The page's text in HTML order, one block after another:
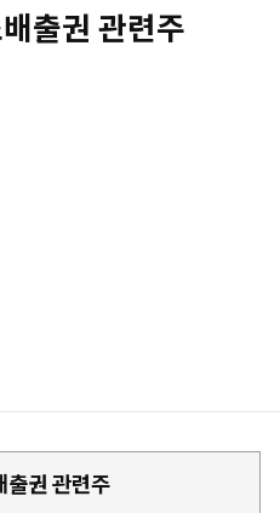
출권 관련주
출권 관련주